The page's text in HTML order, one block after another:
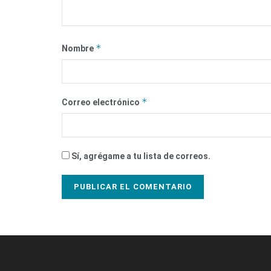
Nombre *
Correo electrónico *
Sí, agrégame a tu lista de correos.